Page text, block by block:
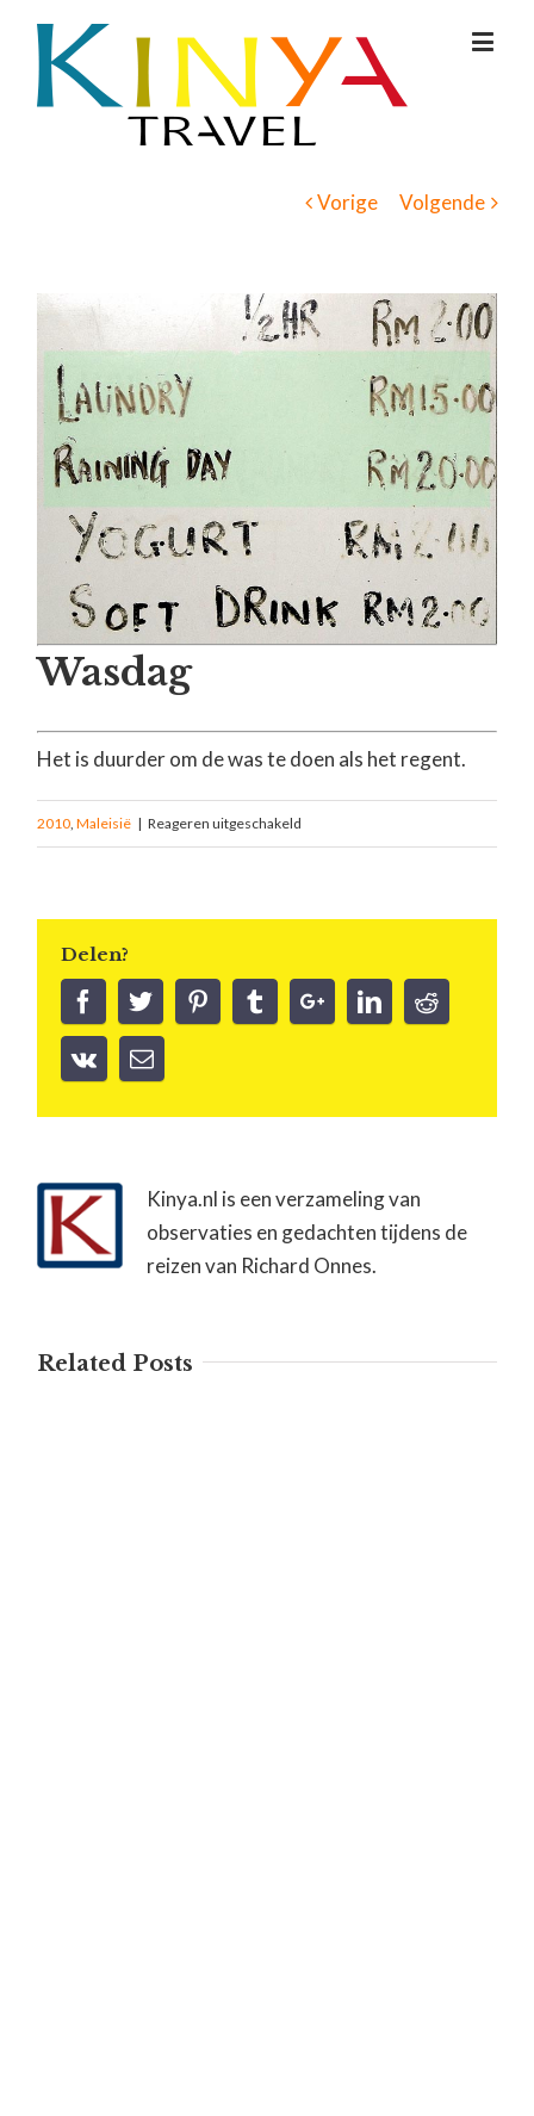
Vorige Volgende
Wasdag
Het is duurder om de was te doen als het regent.
2010, Maleisië | Reageren uitgeschakeld
Delen?
Kinya.nl is een verzameling van
observaties en gedachten tijdens de
reizen van Richard Onnes.
Related Posts